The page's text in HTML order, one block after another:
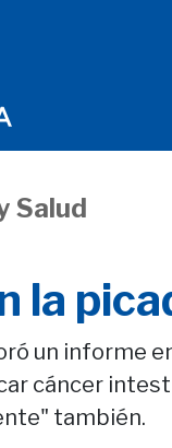
Salud
la
un informe
cáncer
también.